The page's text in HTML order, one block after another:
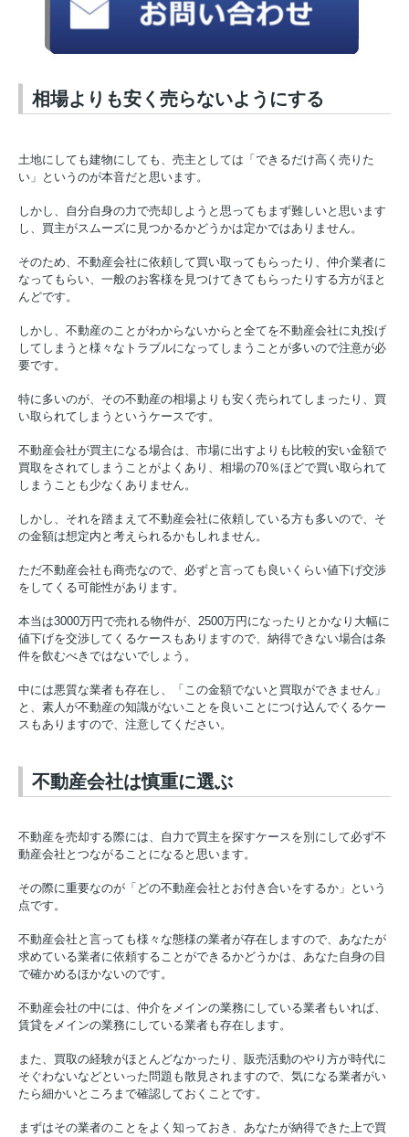
相場よりも安く売らないようにする
土地にしても建物にしても、売主としては「できるだけ高く売りた
い」というのが本音だと思います。
しかし、自分自身の力で売却しようと思ってもまず難しいと思います
し、買主がスムーズに見つかるかどうかは定かではありません。
そのため、不動産会社に依頼して買い取ってもらったり、仲介業者に
なってもらい、一般のお客様を見つけてきてもらったりする方がほと
んどです。
しかし、不動産のことがわからないからと全てを不動産会社に丸投げ
してしまうと様々なトラブルになってしまうことが多いので注意が必
要です。
特に多いのが、その不動産の相場よりも安く売られてしまったり、買
い取られてしまうというケースです。
不動産会社が買主になる場合は、市場に出すよりも比較的安い金額で
買取をされてしまうことがよくあり、相場の70％ほどで買い取られて
しまうことも少なくありません。
しかし、それを踏まえて不動産会社に依頼している方も多いので、そ
の金額は想定内と考えられるかもしれません。
ただ不動産会社も商売なので、必ずと言っても良いくらい値下げ交渉
をしてくる可能性があります。
本当は3000万円で売れる物件が、 2500万円になったりとかなり大幅に
値下げを交渉してくるケースもありますので、納得できない場合は条
件を飲むべきではないでしょう。
中には悪質な業者も存在し、「この金額でないと買取ができません」
と、素人が不動産の知識がないことを良いことにつけ込んでくるケー
スもありますので、注意してください。
不動産会社は慎重に選ぶ
不動産を売却する際には、自力で買主を探すケースを別にして必ず不
動産会社とつながることになると思います。
その際に重要なのが「どの不動産会社とお付き合いをするか」という
点です。
不動産会社と言っても様々な態様の業者が存在しますので、あなたが
求めている業者に依頼することができるかどうかは、あなた自身の目
で確かめるほかないのです。
不動産会社の中には、仲介をメインの業務にしている業者もいれば、
賃貸をメインの業務にしている業者も存在します。
また、買取の経験がほとんどなかったり、販売活動のやり方が時代に
そぐわないなどといった問題も散見されますので、気になる業者がい
たら細かいところまで確認しておくことです。
まずはその業者のことをよく知っておき、あなたが納得できた上で買